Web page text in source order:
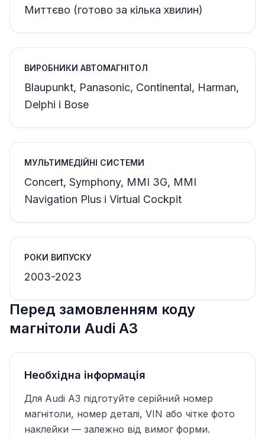
Миттєво (готово за кілька хвилин)
ВИРОБНИКИ АВТОМАГНІТОЛ
Blaupunkt, Panasonic, Continental, Harman,
Delphi і Bose
МУЛЬТИМЕДІЙНІ СИСТЕМИ
Concert, Symphony, MMI 3G, MMI
Navigation Plus і Virtual Cockpit
РОКИ ВИПУСКУ
2003-2023
Перед замовленням коду
магнітоли Audi A3
Необхідна інформація
Для Audi A3 підготуйте серійний номер
магнітоли, номер деталі, VIN або чітке фото
наклейки — залежно від вимог форми.